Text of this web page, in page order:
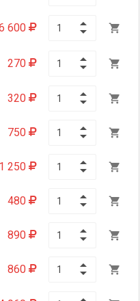
600 
270 
320 
750 
1 250 
480 
890 
860 